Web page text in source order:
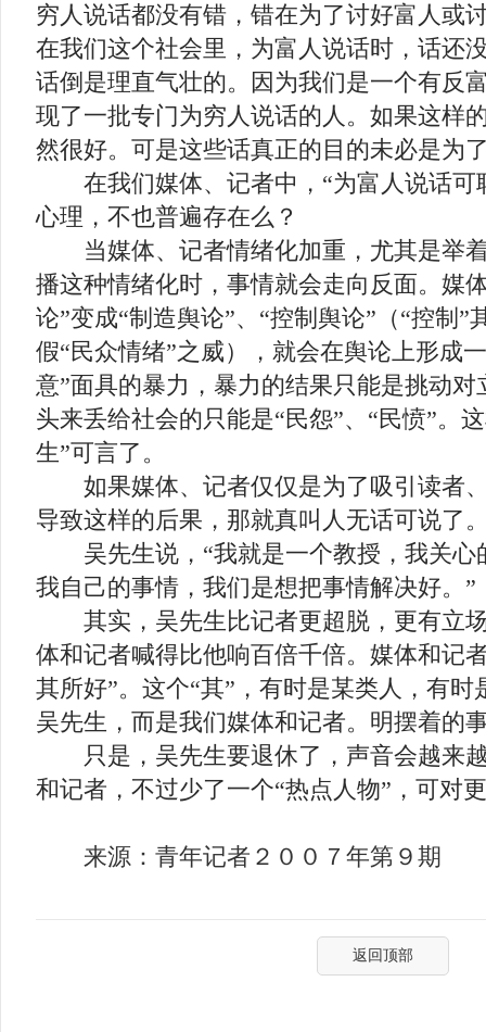
穷人说话都没有错，错在为了讨好富人或
在我们这个社会里，为富人说话时，话还
话倒是理直气壮的。因为我们是一个有反
现了一批专门为穷人说话的人。如果这样
然很好。可是这些话真正的目的未必是为
在我们媒体、记者中，“为富人说话可
心理，不也普遍存在么？
当媒体、记者情绪化加重，尤其是举
播这种情绪化时，事情就会走向反面。媒
论”变成“制造舆论”、“控制舆论”（“控制”
假“民众情绪”之威），就会在舆论上形成
意”面具的暴力，暴力的结果只能是挑动
头来丢给社会的只能是“民怨”、“民愤”。
生”可言了。
如果媒体、记者仅仅是为了吸引读者
导致这样的后果，那就真叫人无话可说了
吴先生说，“我就是一个教授，我关心
我自己的事情，我们是想把事情解决好。”
其实，吴先生比记者更超脱，更有立
体和记者喊得比他响百倍千倍。媒体和记
其所好”。这个“其”，有时是某类人，有
吴先生，而是我们媒体和记者。明摆着的
只是，吴先生要退休了，声音会越来
和记者，不过少了一个“热点人物”，可对
来源：青年记者２００７年第９期
返回顶部